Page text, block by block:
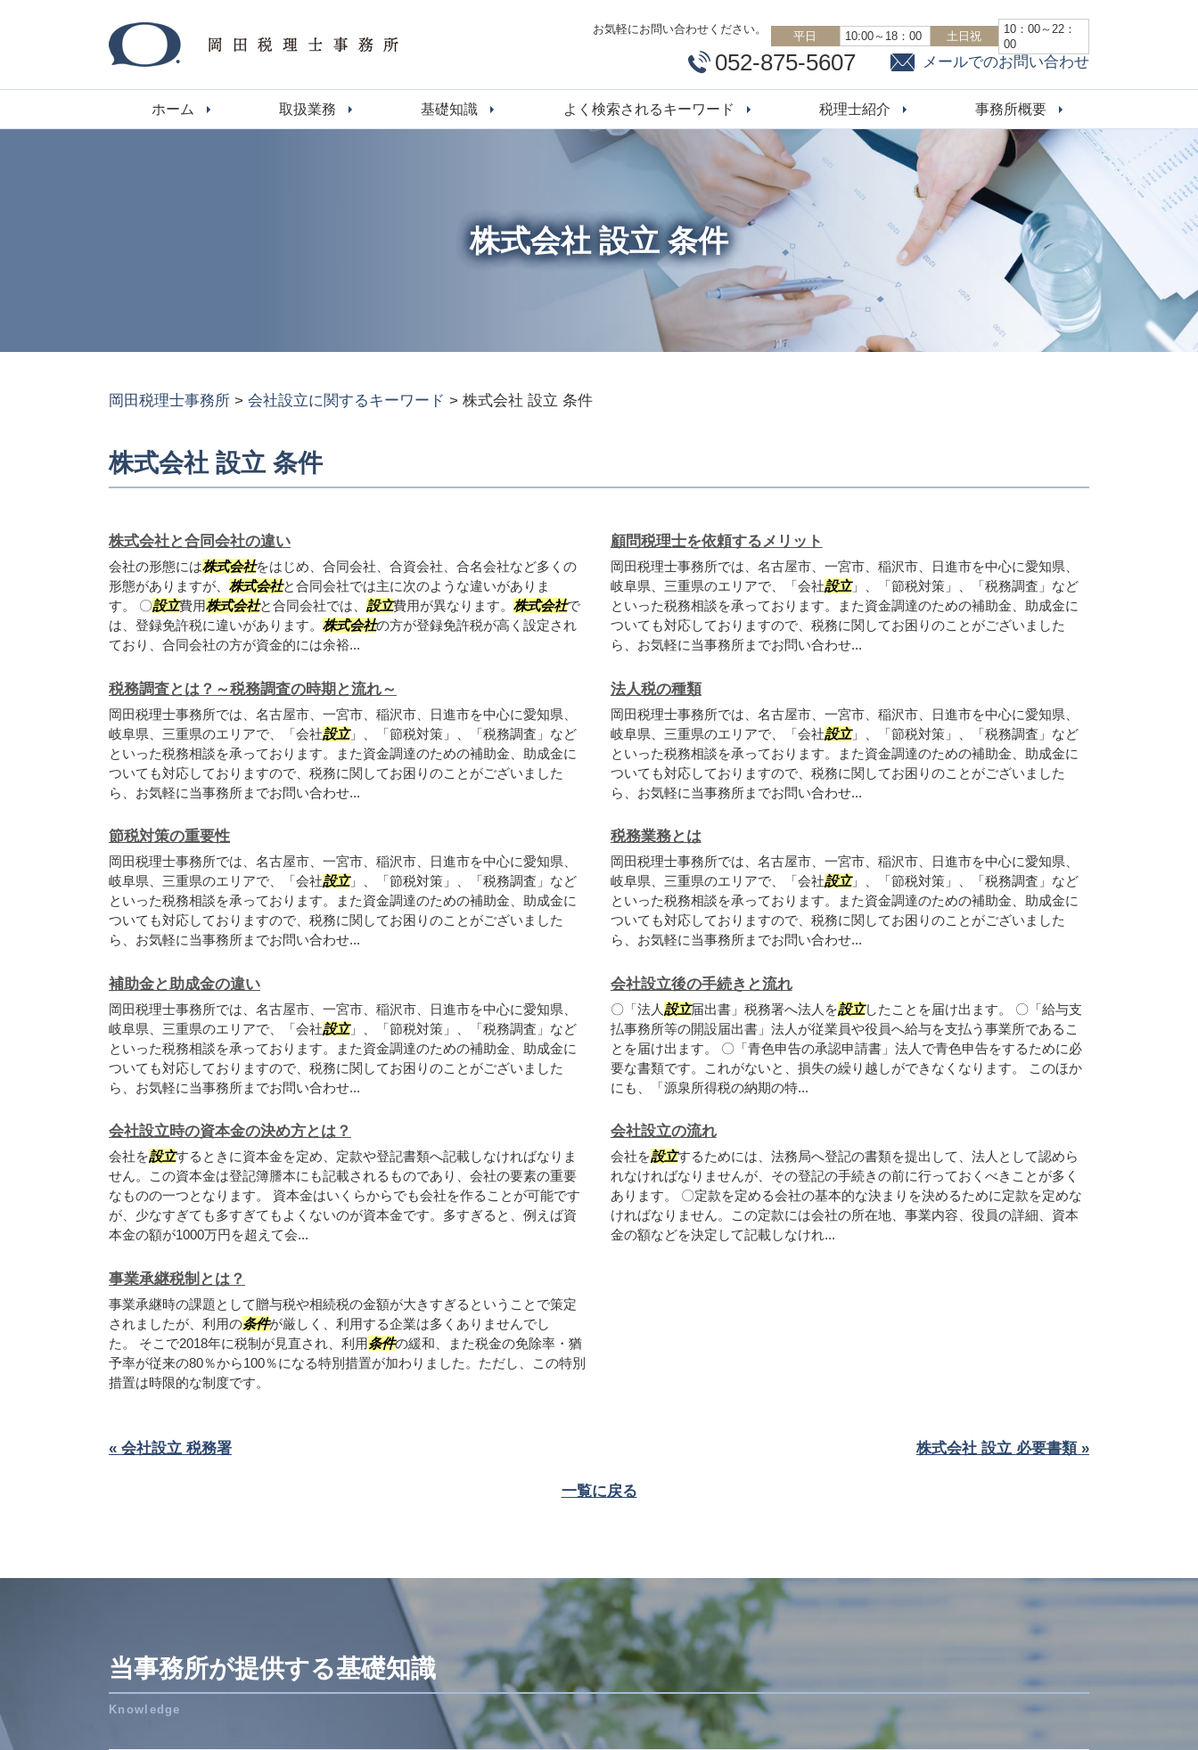
株式会社 設立 条件
お気軽にお問い合わせください。
平日 10:00～18：00 土日祝
10：00～22：
00
052-875-5607 メールでのお問い合わせ
ホーム 取扱業務 基礎知識 よく検索されるキーワード 税理士紹介 事務所概要
岡田税理士事務所 > 会社設立に関するキーワード > 株式会社 設立 条件
株式会社 設立 条件
株式会社と合同会社の違い
会社の形態には株式会社をはじめ、合同会社、合資会社、合名会社など多くの
形態がありますが、 株式会社と合同会社では主に次のような違いがありま
す。 〇設立費用株式会社と合同会社では、 設立費用が異なります。 株式会社で
は、登録免許税に違いがあります。 株式会社の方が登録免許税が高く設定され
ており、合同会社の方が資金的には余裕...
顧問税理士を依頼するメリット
岡田税理士事務所では、名古屋市、一宮市、稲沢市、日進市を中心に愛知県、
岐阜県、三重県のエリアで、「会社設立」、「節税対策」、「税務調査」など
といった税務相談を承っております。また資金調達のための補助金、助成金に
ついても対応しておりますので、税務に関してお困りのことがございました
ら、お気軽に当事務所までお問い合わせ...
税務調査とは？～税務調査の時期と流れ～
岡田税理士事務所では、名古屋市、一宮市、稲沢市、日進市を中心に愛知県、
岐阜県、三重県のエリアで、「会社設立」、「節税対策」、「税務調査」など
といった税務相談を承っております。また資金調達のための補助金、助成金に
ついても対応しておりますので、税務に関してお困りのことがございました
ら、お気軽に当事務所までお問い合わせ...
法人税の種類
岡田税理士事務所では、名古屋市、一宮市、稲沢市、日進市を中心に愛知県、
岐阜県、三重県のエリアで、「会社設立」、「節税対策」、「税務調査」など
といった税務相談を承っております。また資金調達のための補助金、助成金に
ついても対応しておりますので、税務に関してお困りのことがございました
ら、お気軽に当事務所までお問い合わせ...
節税対策の重要性
岡田税理士事務所では、名古屋市、一宮市、稲沢市、日進市を中心に愛知県、
岐阜県、三重県のエリアで、「会社設立」、「節税対策」、「税務調査」など
といった税務相談を承っております。また資金調達のための補助金、助成金に
ついても対応しておりますので、税務に関してお困りのことがございました
ら、お気軽に当事務所までお問い合わせ...
税務業務とは
岡田税理士事務所では、名古屋市、一宮市、稲沢市、日進市を中心に愛知県、
岐阜県、三重県のエリアで、「会社設立」、「節税対策」、「税務調査」など
といった税務相談を承っております。また資金調達のための補助金、助成金に
ついても対応しておりますので、税務に関してお困りのことがございました
ら、お気軽に当事務所までお問い合わせ...
補助金と助成金の違い
岡田税理士事務所では、名古屋市、一宮市、稲沢市、日進市を中心に愛知県、
岐阜県、三重県のエリアで、「会社設立」、「節税対策」、「税務調査」など
といった税務相談を承っております。また資金調達のための補助金、助成金に
ついても対応しておりますので、税務に関してお困りのことがございました
ら、お気軽に当事務所までお問い合わせ...
会社設立後の手続きと流れ
〇「法人設立届出書」税務署へ法人を設立したことを届け出ます。 〇「給与支
払事務所等の開設届出書」法人が従業員や役員へ給与を支払う事業所であるこ
とを届け出ます。 〇「青色申告の承認申請書」法人で青色申告をするために必
要な書類です。これがないと、損失の繰り越しができなくなります。 このほか
にも、「源泉所得税の納期の特...
会社設立時の資本金の決め方とは？
会社を設立するときに資本金を定め、定款や登記書類へ記載しなければなりま
せん。この資本金は登記簿謄本にも記載されるものであり、会社の要素の重要
なものの一つとなります。 資本金はいくらからでも会社を作ることが可能です
が、少なすぎても多すぎてもよくないのが資本金です。多すぎると、例えば資
本金の額が1000万円を超えて会...
会社設立の流れ
会社を設立するためには、法務局へ登記の書類を提出して、法人として認めら
れなければなりませんが、その登記の手続きの前に行っておくべきことが多く
あります。 〇定款を定める会社の基本的な決まりを決めるために定款を定めな
ければなりません。この定款には会社の所在地、事業内容、役員の詳細、資本
金の額などを決定して記載しなけれ...
事業承継税制とは？
事業承継時の課題として贈与税や相続税の金額が大きすぎるということで策定
されましたが、利用の条件が厳しく、利用する企業は多くありませんでし
た。 そこで2018年に税制が見直され、利用条件の緩和、また税金の免除率・猶
予率が従来の80％から100％になる特別措置が加わりました。ただし、この特別
措置は時限的な制度です。
« 会社設立 税務署 株式会社 設立 必要書類 »
一覧に戻る
当事務所が提供する基礎知識